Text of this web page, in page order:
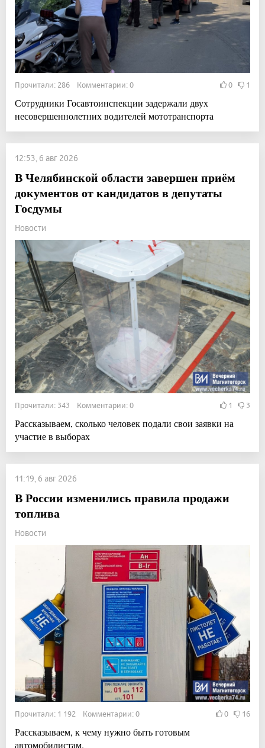
Прочитали: 286 Комментарии: 0 0 1
Сотрудники Госавтоинспекции задержали двух
несовершеннолетних водителей мототранспорта
12:53, 6 авг 2026
В Челябинской области завершен приём
документов от кандидатов в депутаты
Госдумы
Новости
Прочитали: 343 Комментарии: 0 1 3
Рассказываем, сколько человек подали свои заявки на
участие в выборах
11:19, 6 авг 2026
В России изменились правила продажи
топлива
Новости
Прочитали: 1 192 Комментарии: 0 0 16
Рассказываем, к чему нужно быть готовым
автомобилистам.